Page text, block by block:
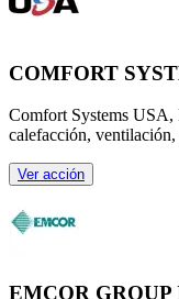
COMFORT
Comfort Systems USA,
calefacción,
Ver acción
EMCOR GROUP